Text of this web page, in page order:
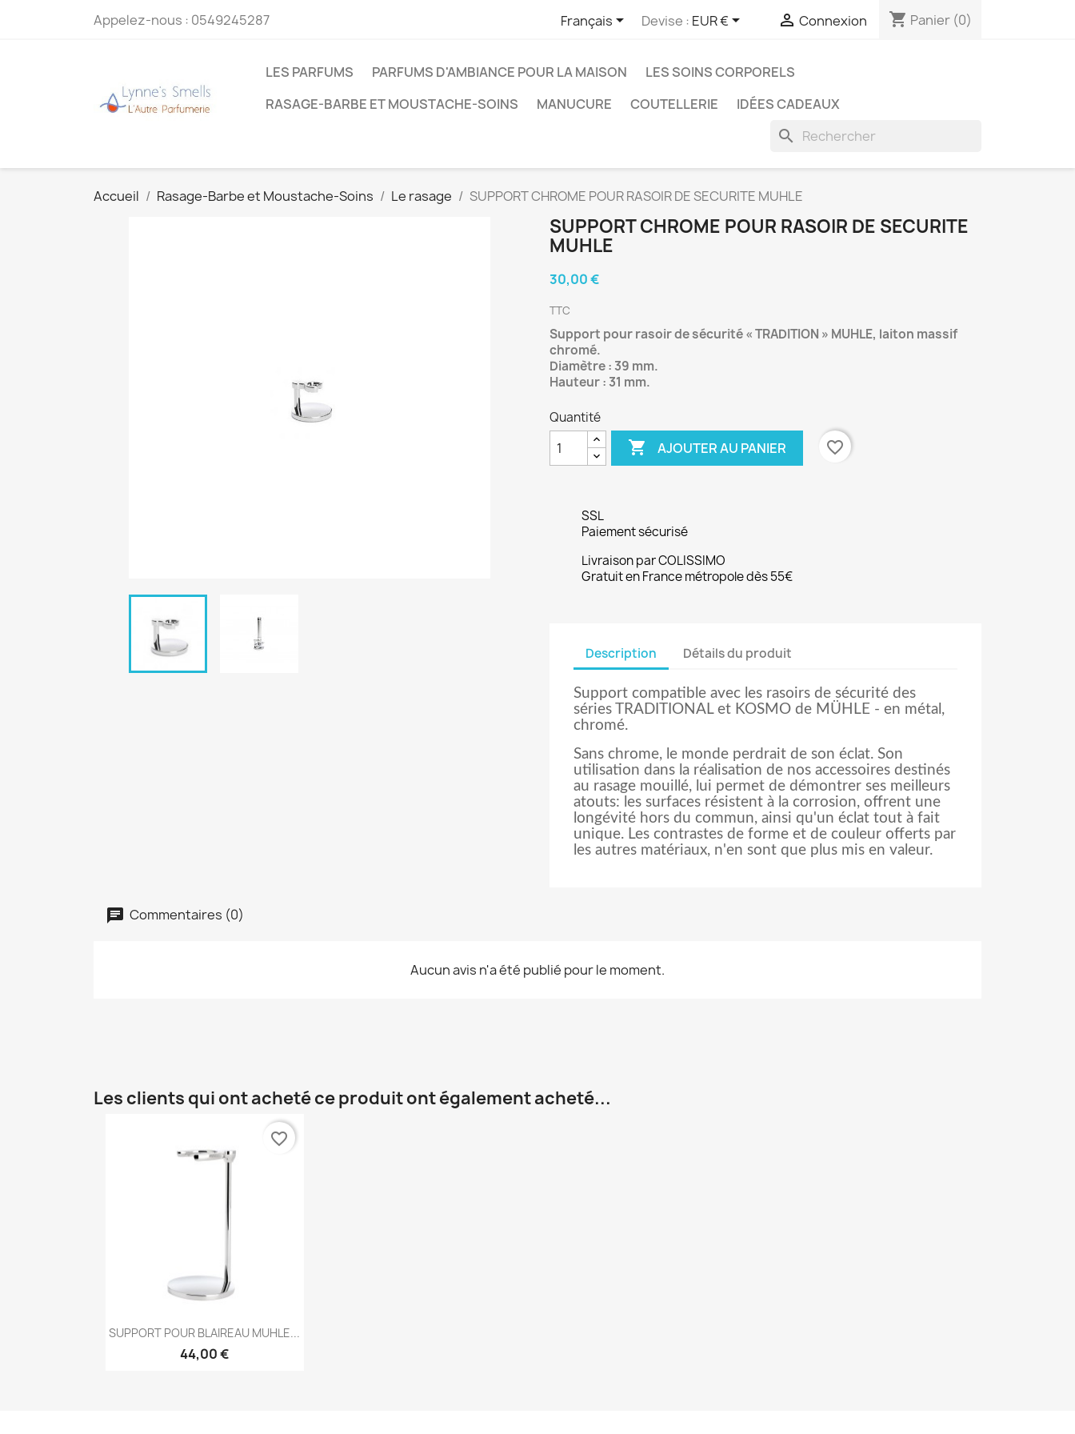
Appelez-nous : 0549245287 Français Devise : EUR €  Connexion shopping_cart Panier (0)
LES PARFUMS PARFUMS D'AMBIANCE POUR LA MAISON
LES SOINS CORPORELS
RASAGE-BARBE ET MOUSTACHE-SOINS
MANUCURE COUTELLERIE IDÉES CADEAUX
search
Accueil Rasage-Barbe et Moustache-Soins Le rasage SUPPORT CHROME POUR RASOIR DE SECURITE MUHLE
SUPPORT CHROME POUR RASOIR DE SECURITE
MUHLE
30,00 €
TTC
Support pour rasoir de sécurité « TRADITION » MUHLE, laiton massif
chromé.
Diamètre : 39 mm.
Hauteur : 31 mm.
Quantité
 AJOUTER AU PANIER favorite_border
SSL
Paiement sécurisé
Livraison par COLISSIMO
Gratuit en France métropole dès 55€
Description Détails du produit
Support compatible avec les rasoirs de sécurité des
séries TRADITIONAL et KOSMO de MÜHLE - en métal,
chromé.
Sans chrome, le monde perdrait de son éclat. Son
utilisation dans la réalisation de nos accessoires destinés
au rasage mouillé, lui permet de démontrer ses meilleurs
atouts: les surfaces résistent à la corrosion, offrent une
longévité hors du commun, ainsi qu'un éclat tout à fait
unique. Les contrastes de forme et de couleur offerts par
les autres matériaux, n'en sont que plus mis en valeur.
Commentaires (0)
Aucun avis n'a été publié pour le moment.
Les clients qui ont acheté ce produit ont également acheté...
Aperçu rapide
SUPPORT POUR BLAIREAU MUHLE...
44,00 €
favorite_border